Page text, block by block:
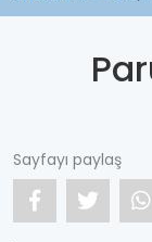
Sayfayı paylaş